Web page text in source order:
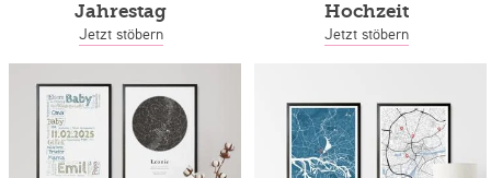
Jahrestag
Jetzt stöbern
Hochzeit
Jetzt stöbern